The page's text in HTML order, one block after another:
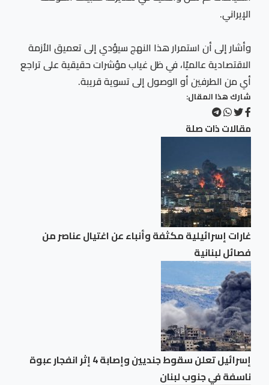
الإيراني.
وأشار إلى أن استمرار هذا النهج سيؤدي إلى تعميق الأزمة
الاقتصادية عالميًا، في ظل غياب مؤشرات حقيقية على تراجع
أي من الطرفين أو الوصول إلى تسوية قريبة.
شارك هذا المقال:
مقالات ذات صلة
غارات إسرائيلية مكثفة وأنباء عن اغتيال عناصر من
فصائل لبنانية
إسرائيل تعلن سقوط جنديين وإصابة 4 إثر انفجار عبوة
ناسفة في جنوب لبنان